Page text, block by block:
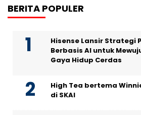
BERITA POPULER
Hisense Lansir Strategi
Berbasis AI untuk
Gaya Hidup Cerdas
High Tea bertema
di SKAI